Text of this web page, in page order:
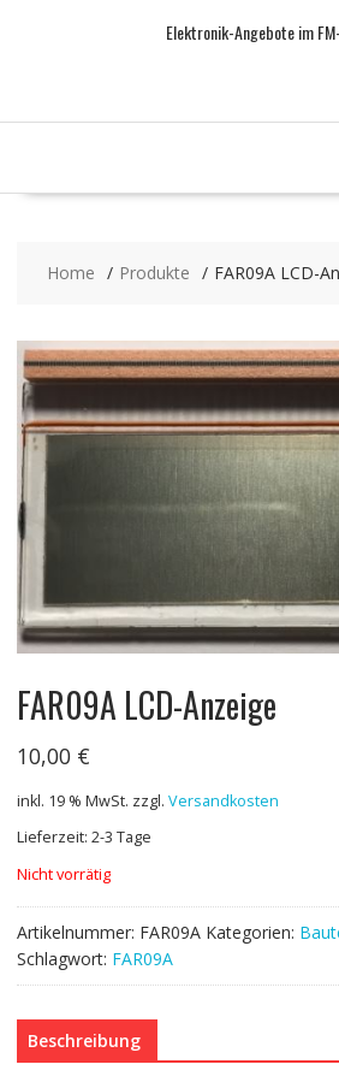
Elektronik-Angebote im
Home Produkte FAR09A LCD-
FAR09A LCD-Anzeige
10,00 €
inkl. 19 % MwSt. zzgl. Versandkosten
Lieferzeit: 2-3 Tage
Nicht vorrätig
Artikelnummer: FAR09A Kategorien:
Schlagwort: FAR09A
Beschreibung